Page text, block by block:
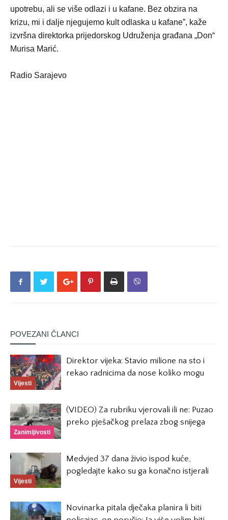
upotrebu, ali se više odlazi i u kafane. Bez obzira na
krizu, mi i dalje njegujemo kult odlaska u kafane”, kaže
izvršna direktorka prijedorskog Udruženja građana „Don“
Murisa Marić.
Radio Sarajevo
POVEZANI ČLANCI
Vijesti
Direktor vijeka: Stavio milione na sto i
rekao radnicima da nose koliko mogu
Zanimljivosti
(VIDEO) Za rubriku vjerovali ili ne: Puzao
preko pješačkog prelaza zbog snijega
Vijesti
Medvjed 37 dana živio ispod kuće,
pogledajte kako su ga konačno istjerali
Novinarka pitala dječaka planira li biti